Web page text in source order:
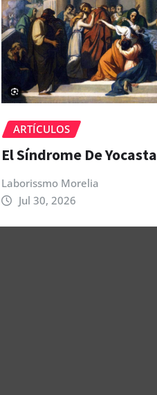
ARTÍCULOS
El Síndrome De Yocasta
Laborissmo Morelia
Jul 30, 2026